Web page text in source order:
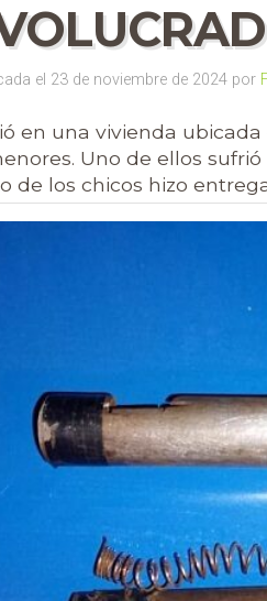
el 23 de noviembre de 2024 por
en una vivienda
Uno de ellos
de los chicos hizo